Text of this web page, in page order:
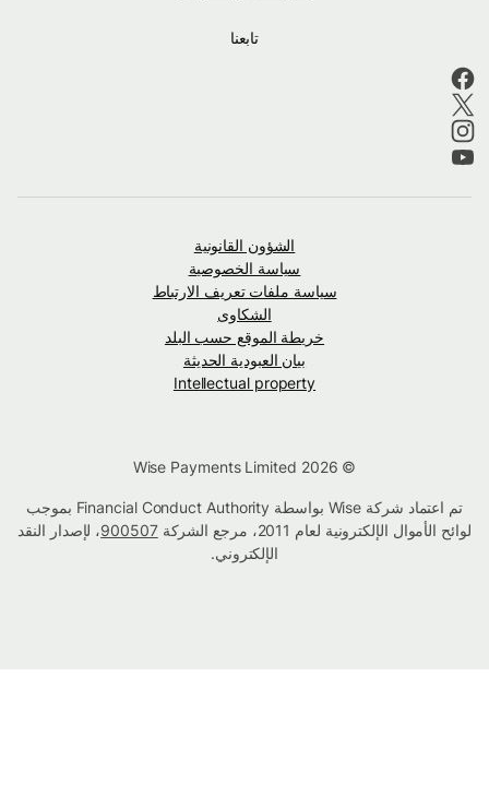
تابعنا
الشؤون القانونية
سياسة الخصوصية
سياسة ملفات تعريف الارتباط
الشكاوى
خريطة الموقع حسب البلد
بيان العبودية الحديثة
Intellectual property
تم اعتماد شركة Wise بواسطة Financial Conduct Authority بموجب
لوائح الأموال الإلكترونية لعام 2011، مرجع الشركة
900507، لإصدار النقد
الإلكتروني.